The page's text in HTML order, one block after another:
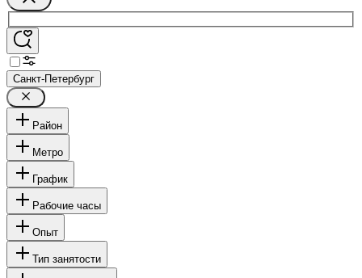
Санкт-Петербург
Район
Метро
График
Рабочие часы
Опыт
Тип занятости